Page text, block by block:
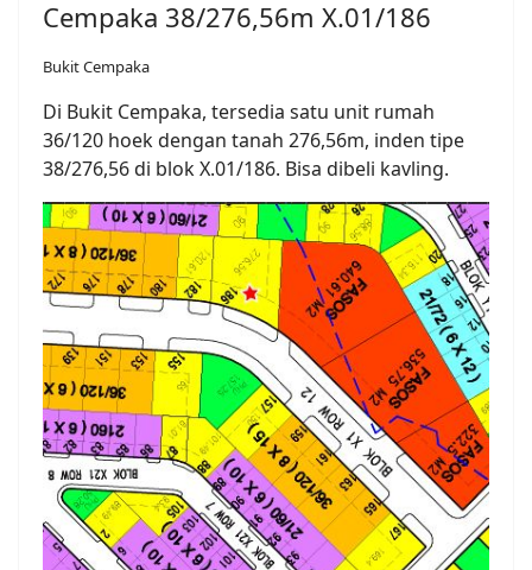
Cempaka 38/276,56m X.01/186
Bukit Cempaka
Di Bukit Cempaka, tersedia satu unit rumah
36/120 hoek dengan tanah 276,56m, inden tipe
38/276,56 di blok X.01/186. Bisa dibeli kavling.